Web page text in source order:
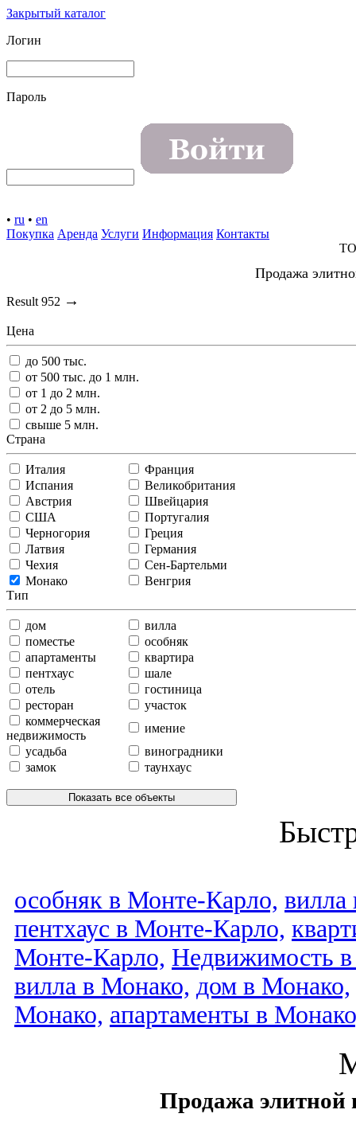
Закрытый каталог
Логин
Пароль
• ru • en
Покупка Аренда Услуги Информация Контакты
Продажа
Result 952 →
Цена
до 500 тыс.
от 500 тыс. до 1 млн.
от 1 до 2 млн.
от 2 до 5 млн.
свыше 5 млн.
Страна
Италия
Франция
Испания
Великобритания
Австрия
Швейцария
США
Португалия
Черногория
Греция
Латвия
Германия
Чехия
Сен-Бартельми
Монако
Венгрия
Тип
дом
вилла
поместье
особняк
апартаменты
квартира
пентхаус
шале
отель
гостиница
ресторан
участок
коммерческая
недвижимость
имение
усадьба
виноградники
замок
таунхаус
Показать все объекты
особняк в Монте-Карло,
пентхаус в Монте-Карло,
Монте-Карло, Недвижимость
вилла в Монако, дом в Монако,
Монако, апартаменты в
Продажа